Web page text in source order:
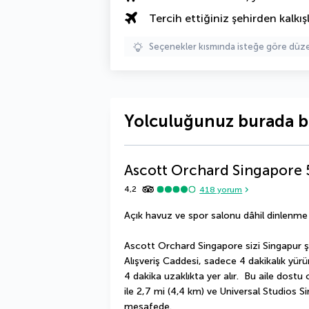
Tercih ettiğiniz şehirden
Seçenekler kısmında isteğe göre
Yolculuğunuz burada
Ascott Orchard Singapore
4,2 418 yorum
Açık havuz ve spor salonu dâhil
Ascott Orchard Singapore sizi Singapur
Alışveriş Caddesi, sadece 4 dakikalık
4 dakika uzaklıkta yer alır.  Bu aile
ile 2,7 mi (4,4 km) ve Universal Studios
mesafede.